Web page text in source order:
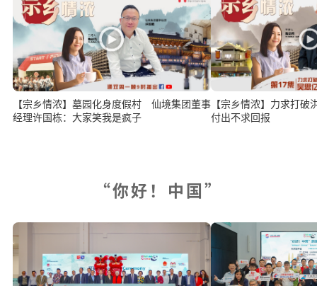
【宗乡情浓】墓园化身度假村 仙境集团董事
经理许国栋：大家笑我是疯子
【宗乡情浓】力求打
付出不求回报
“你好！中国”